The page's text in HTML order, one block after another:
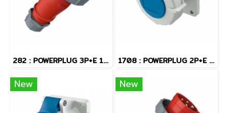
282 : POWERPLUG 3P+E 16A400Vผู้(IP67) 1708 : POWERPLUG 2P+E 16A230Vเมียฝัง(IP67)
New New